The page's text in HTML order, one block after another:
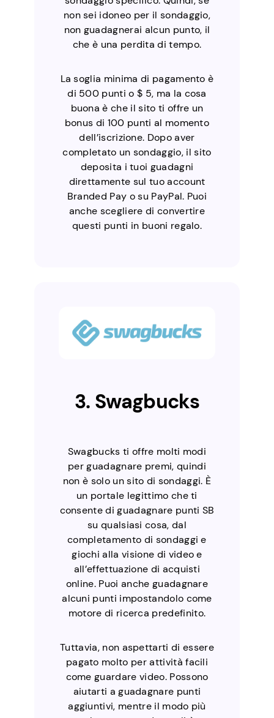
non sei idoneo per il sondaggio,
non guadagnerai alcun punto, il
che è una perdita di tempo.
La soglia minima di pagamento è
di 500 punti o $ 5, ma la cosa
buona è che il sito ti offre un
bonus di 100 punti al momento
dell’iscrizione. Dopo aver
completato un sondaggio, il sito
deposita i tuoi guadagni
direttamente sul tuo account
Branded Pay o su PayPal. Puoi
anche scegliere di convertire
questi punti in buoni regalo.
3. Swagbucks
Swagbucks ti offre molti modi
per guadagnare premi, quindi
non è solo un sito di sondaggi. È
un portale legittimo che ti
consente di guadagnare punti SB
su qualsiasi cosa, dal
completamento di sondaggi e
giochi alla visione di video e
all’effettuazione di acquisti
online. Puoi anche guadagnare
alcuni punti impostandolo come
motore di ricerca predefinito.
Tuttavia, non aspettarti di essere
pagato molto per attività facili
come guardare video. Possono
aiutarti a guadagnare punti
aggiuntivi, mentre il modo più